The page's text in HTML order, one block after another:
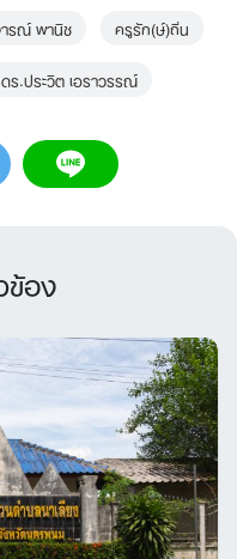
รณ์ พานิช
ครูรัก(ษ์)ถิ่น
ร.ประวิต เอราวรรณ์
ข้อง